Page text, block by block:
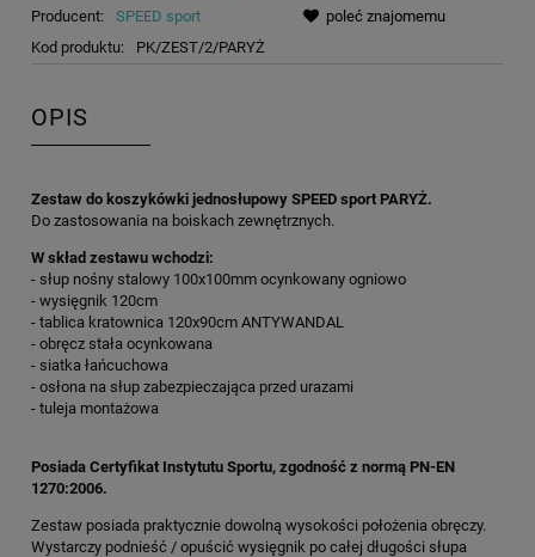
Producent:
SPEED sport
Kod produktu:
PK/ZEST/2/PARYŻ
poleć znajomemu
OPIS
Zestaw do koszykówki jednosłupowy SPEED sport PARYŻ.
Do zastosowania na boiskach zewnętrznych.
W skład zestawu wchodzi:
- słup nośny stalowy 100x100mm ocynkowany ogniowo
- wysięgnik 120cm
- tablica kratownica 120x90cm ANTYWANDAL
- obręcz stała ocynkowana
- siatka łańcuchowa
- osłona na słup zabezpieczająca przed urazami
- tuleja montażowa
Posiada Certyfikat Instytutu Sportu, zgodność z normą PN-EN
1270:2006.
Zestaw posiada praktycznie dowolną wysokości położenia obręczy.
Wystarczy podnieść / opuścić wysięgnik po całej długości słupa